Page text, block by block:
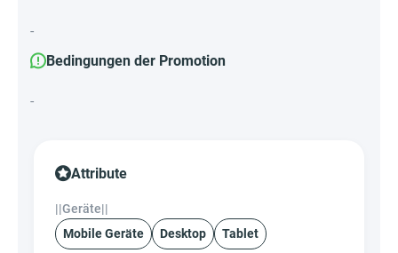
-
Bedingungen der Promotion
-
Attribute
||Geräte||
Mobile Geräte
Desktop Tablet